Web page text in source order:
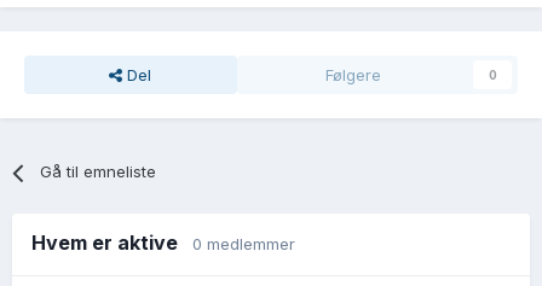
Del Følgere 0
Gå til emneliste
Hvem er aktive 0 medlemmer